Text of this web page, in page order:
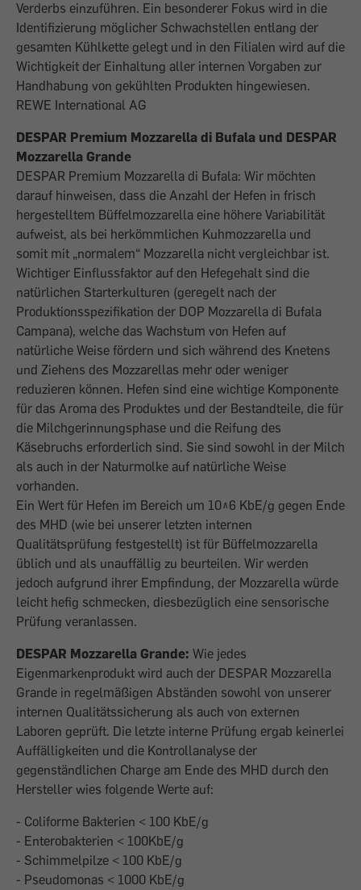
Verderbs einzuführen. Ein besonderer Fokus wird in die
Identifizierung möglicher Schwachstellen entlang der
gesamten Kühlkette gelegt und in den Filialen wird auf die
Wichtigkeit der Einhaltung aller internen Vorgaben zur
Handhabung von gekühlten Produkten hingewiesen.
REWE International AG
DESPAR Premium Mozzarella di Bufala und DESPAR
Mozzarella Grande
DESPAR Premium Mozzarella di Bufala: Wir möchten
darauf hinweisen, dass die Anzahl der Hefen in frisch
hergestelltem Büffelmozzarella eine höhere Variabilität
aufweist, als bei herkömmlichen Kuhmozzarella und
somit mit „normalem“ Mozzarella nicht vergleichbar ist.
Wichtiger Einflussfaktor auf den Hefegehalt sind die
natürlichen Starterkulturen (geregelt nach der
Produktionsspezifikation der DOP Mozzarella di Bufala
Campana), welche das Wachstum von Hefen auf
natürliche Weise fördern und sich während des Knetens
und Ziehens des Mozzarellas mehr oder weniger
reduzieren können. Hefen sind eine wichtige Komponente
für das Aroma des Produktes und der Bestandteile, die für
die Milchgerinnungsphase und die Reifung des
Käsebruchs erforderlich sind. Sie sind sowohl in der Milch
als auch in der Naturmolke auf natürliche Weise
vorhanden.
Ein Wert für Hefen im Bereich um 10^6 KbE/g gegen Ende
des MHD (wie bei unserer letzten internen
Qualitätsprüfung festgestellt) ist für Büffelmozzarella
üblich und als unauffällig zu beurteilen. Wir werden
jedoch aufgrund ihrer Empfindung, der Mozzarella würde
leicht hefig schmecken, diesbezüglich eine sensorische
Prüfung veranlassen.
DESPAR Mozzarella Grande: Wie jedes
Eigenmarkenprodukt wird auch der DESPAR Mozzarella
Grande in regelmäßigen Abständen sowohl von unserer
internen Qualitätssicherung als auch von externen
Laboren geprüft. Die letzte interne Prüfung ergab keinerlei
Auffälligkeiten und die Kontrollanalyse der
gegenständlichen Charge am Ende des MHD durch den
Hersteller wies folgende Werte auf:
- Coliforme Bakterien < 100 KbE/g
- Enterobakterien < 100KbE/g
- Schimmelpilze < 100 KbE/g
- Pseudomonas < 1000 KbE/g